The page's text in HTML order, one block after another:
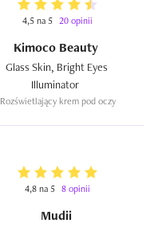
4,5 na 5 20 opinii
Kimoco Beauty
Glass Skin, Bright Eyes
Rozświetlający krem pod oczy
4,8 na 5 8 opinii
Mudii